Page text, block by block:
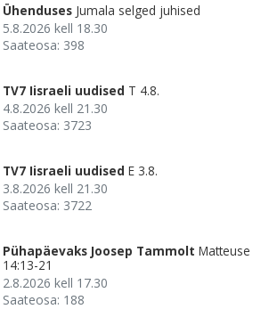
Ühenduses Jumala selged juhised
5.8.2026 kell 18.30
Saateosa: 398
TV7 Iisraeli uudised T 4.8.
4.8.2026 kell 21.30
Saateosa: 3723
TV7 Iisraeli uudised E 3.8.
3.8.2026 kell 21.30
Saateosa: 3722
Pühapäevaks Joosep Tammolt Matteuse
14:13-21
2.8.2026 kell 17.30
Saateosa: 188